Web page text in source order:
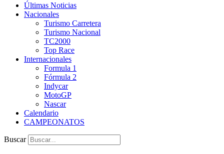
Últimas Noticias
Nacionales
Turismo Carretera
Turismo Nacional
TC2000
Top Race
Internacionales
Formula 1
Fórmula 2
Indycar
MotoGP
Nascar
Calendario
CAMPEONATOS
Buscar